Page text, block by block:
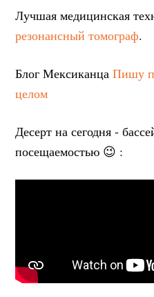
Лучшая медицинская
резонансный томограф.
Блог МексиканцаПишу
целом
Десерт на сегодня -
посещаемостью 😉 :